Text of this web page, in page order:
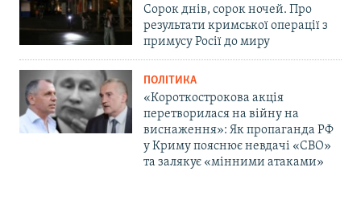
Сорок днів, сорок ночей. Про
результати кримської операції з
примусу Росії до миру
ПОЛІТИКА
«Короткострокова акція
перетворилася на війну на
виснаження»: Як пропаганда РФ
у Криму пояснює невдачі «СВО»
та залякує «мінними атаками»